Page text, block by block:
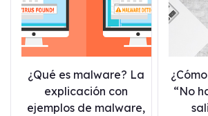
¿Qué es malware? La
explicación con
ejemplos de malware,
“No